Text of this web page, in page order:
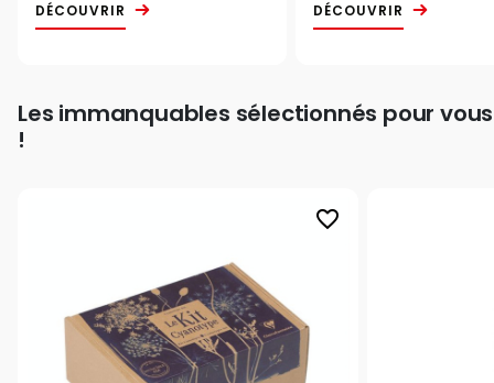
DÉCOUVRIR DÉCOUVRIR
Les immanquables sélectionnés pour vous
!
favorite_border